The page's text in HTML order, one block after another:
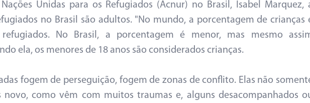
Unidas para os Refugiados (Acnur) no Brasil, Isabel Marquez,
no Brasil são adultos. "No mundo, a porcentagem de crianças
No Brasil, a porcentagem é menor, mas mesmo
ela, os menores de 18 anos são considerados crianças.
fogem de perseguição, fogem de zonas de conflito. Elas não
como vêm com muitos traumas e, alguns desacompanhados